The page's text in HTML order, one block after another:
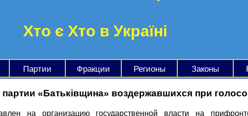
Хто є Хто в Україні
Партии Фракции Регионы Законы
«Батьківщина» воздержавшихся при
на организацию государственной власти на